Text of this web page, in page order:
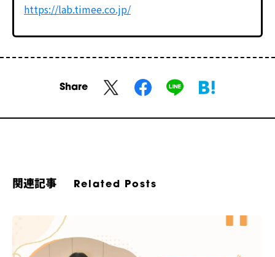
https://lab.timee.co.jp/
Share
関連記事 Related Posts